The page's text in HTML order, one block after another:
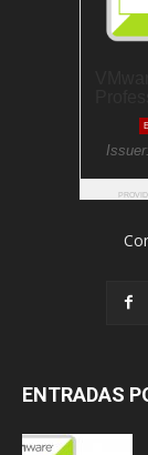
ENTRADAS